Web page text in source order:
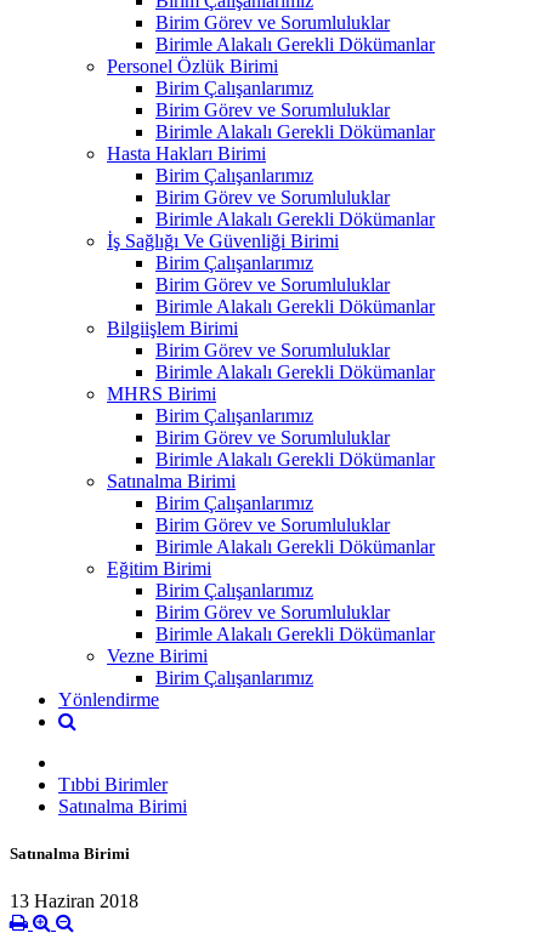
Birim Görev ve Sorumluluklar
Birimle Alakalı Gerekli Dökümanlar
Personel Özlük Birimi
Birim Çalışanlarımız
Birim Görev ve Sorumluluklar
Birimle Alakalı Gerekli Dökümanlar
Hasta Hakları Birimi
Birim Çalışanlarımız
Birim Görev ve Sorumluluklar
Birimle Alakalı Gerekli Dökümanlar
İş Sağlığı Ve Güvenliği Birimi
Birim Çalışanlarımız
Birim Görev ve Sorumluluklar
Birimle Alakalı Gerekli Dökümanlar
Bilgiişlem Birimi
Birim Görev ve Sorumluluklar
Birimle Alakalı Gerekli Dökümanlar
MHRS Birimi
Birim Çalışanlarımız
Birim Görev ve Sorumluluklar
Birimle Alakalı Gerekli Dökümanlar
Satınalma Birimi
Birim Çalışanlarımız
Birim Görev ve Sorumluluklar
Birimle Alakalı Gerekli Dökümanlar
Eğitim Birimi
Birim Çalışanlarımız
Birim Görev ve Sorumluluklar
Birimle Alakalı Gerekli Dökümanlar
Vezne Birimi
Birim Çalışanlarımız
Yönlendirme
Tıbbi Birimler
Satınalma Birimi
Satınalma Birimi
13 Haziran 2018